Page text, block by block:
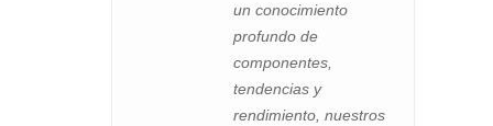
un conocimiento
profundo de
componentes,
tendencias y
rendimiento, nuestros